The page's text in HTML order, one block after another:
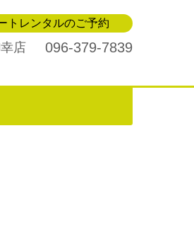
トレンタルのご予約
店 096-379-7839